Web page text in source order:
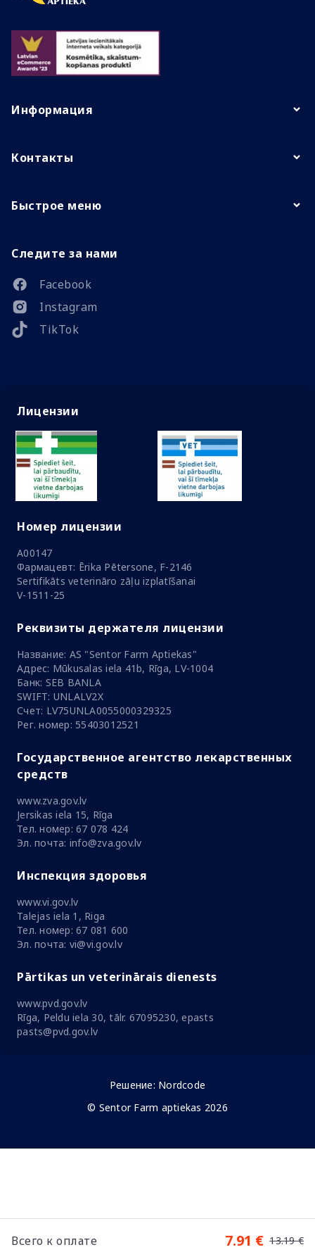
Всего к оплате 7.91 € 13.19 €
Информация
Контакты
Быстрое меню
Следите за нами
Facebook
Instagram
TikTok
Лицензии
Номер лицензии
A00147
Фармацевт: Ērika Pētersone, F-2146
Sertifikāts veterināro zāļu izplatīšanai
V-1511-25
Реквизиты держателя лицензии
Название: AS "Sentor Farm Aptiekas"
Адрес: Mūkusalas iela 41b, Rīga, LV-1004
Банк: SEB BANLA
SWIFT: UNLALV2X
Счет: LV75UNLA0055000329325
Рег. номер: 55403012521
Государственное агентство лекарственных
средств
www.zva.gov.lv
Jersikas iela 15, Rīga
Тел. номер: 67 078 424
Эл. почта: info@zva.gov.lv
Инспекция здоровья
www.vi.gov.lv
Talejas iela 1, Riga
Тел. номер: 67 081 600
Эл. почта: vi@vi.gov.lv
Pārtikas un veterinārais dienests
www.pvd.gov.lv
Rīga, Peldu iela 30, tālr. 67095230, epasts
pasts@pvd.gov.lv
Решение: Nordcode
© Sentor Farm aptiekas 2026